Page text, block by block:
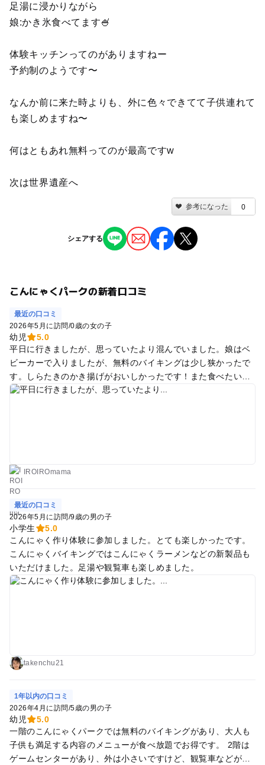
足湯に浸かりながら
娘:かき氷食べてます🍧
体験キッチンってのがありますねー
予約制のようです〜
なんか前に来た時よりも、外に色々できてて子供連れて
も楽しめますね〜
何はともあれ無料ってのが最高ですw
次は世界遺産へ
参考になった 0
シェアする
こんにゃくパークの新着口コミ
最近の口コミ
2026年5月に訪問/0歳の女の子
幼児
5.0
平日に行きましたが、思っていたより混んでいました。娘はベ
ビーカーで入りましたが、無料のバイキングは少し狭かったで
す。しらたきのかき揚げがおいしかったです！また食べたい！
笑 工場見学は、ベビーカーも余裕で通れるスペースがあるので
IROIROmama
最近の口コミ
2026年5月に訪問/9歳の男の子
小学生
5.0
こんにゃく作り体験に参加しました。とても楽しかったです。
こんにゃくバイキングではこんにゃくラーメンなどの新製品も
いただけました。足湯や観覧車も楽しめました。
takenchu21
1年以内の口コミ
2026年4月に訪問/5歳の男の子
幼児
5.0
一階のこんにゃくパークでは無料のバイキングがあり、大人も
子供も満足する内容のメニューが食べ放題でお得です。 2階は
ゲームセンターがあり、外は小さいですけど、観覧車などがあ